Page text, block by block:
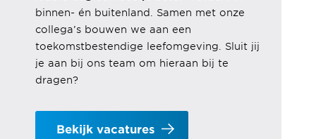
binnen- én buitenland. Samen met onze
collega’s bouwen we aan een
toekomstbestendige leefomgeving . Sluit jij
je aan bij ons team om hieraan bij te
dragen?
Bekijk vacatures